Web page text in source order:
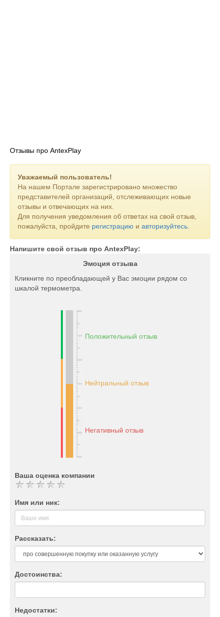
Отзывы про AntexPlay
Уважаемый пользователь!
На нашем Портале зарегистрировано множество
представителей организаций, отслеживающих новые
отзывы и отвечающих на них.
Для получения уведомления об ответах на свой отзыв,
пожалуйста, пройдите регистрацию и авторизуйтесь
Напишите свой отзыв про AntexPlay:
Эмоция отзыва
Кликните по преобладающей у Вас эмоции рядом со
шкалой термометра.
Положительный отзыв
Нейтральный отзыв
Негативный отзыв
Ваша оценка компании
Имя или ник:
Рассказать:
Достоинства:
Недостатки: